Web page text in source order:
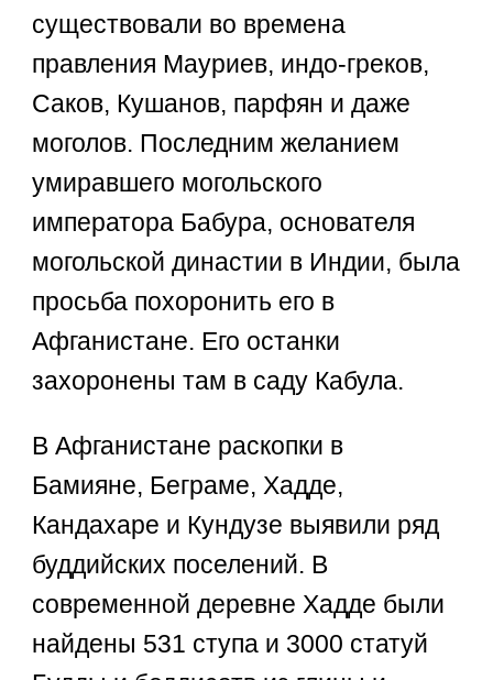
существовали во времена
правления Мауриев, индо-греков,
Саков, Кушанов, парфян и даже
моголов. Последним желанием
умиравшего могольского
императора Бабура, основателя
могольской династии в Индии, была
просьба похоронить его в
Афганистане. Его останки
захоронены там в саду Кабула.
В Афганистане раскопки в
Бамияне, Беграме, Хадде,
Кандахаре и Кундузе выявили ряд
буддийских поселений. В
современной деревне Хадде были
найдены 531 ступа и 3000 статуй